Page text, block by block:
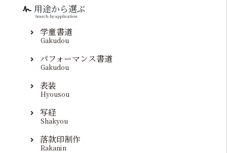
用途から選ぶ
Search by application
学童書道
Gakudou
パフォーマンス書道
Gakudou
表装
Hyousou
写経
Shakyou
落款印制作
Rakanin